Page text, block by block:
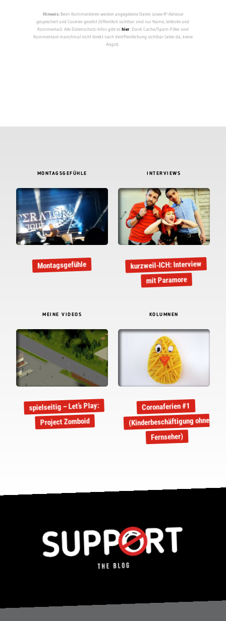
Hinweis:Beim Kommentieren werden angegebene Daten sowie IP-Adresse
gespeichert und Cookies gesetzt (öffentlich sichtbar sind nur Name, Website und
Kommentar). Alle Datenschutz-Infos gibt eshier. Dank Cache/Spam-Filter sind
Kommentare manchmal nicht direkt nach Veröffentlichung sichtbar (aber da, keine
Angst).
MONTAGSGEFÜHLE
Montagsgefühle
INTERVIEWS
kurzweil-ICH: Interview
mit Paramore
MEINE VIDEOS
spielseitig – Let’s Play:
Project Zomboid
KOLUMNEN
Coronaferien #1
(Kinderbeschäftigung ohne
Fernseher)